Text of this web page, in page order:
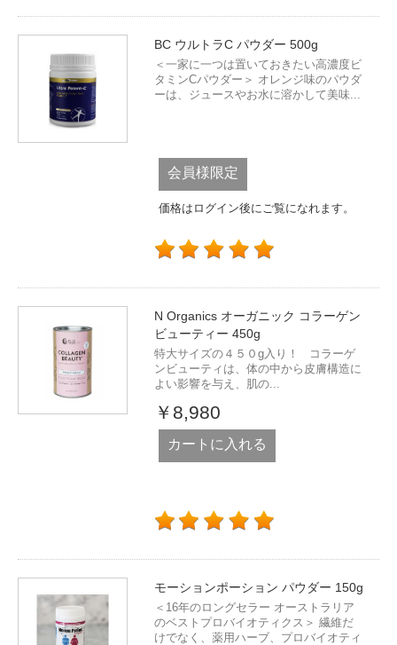
BC ウルトラC パウダー 500g
＜一家に一つは置いておきたい高濃度ビ
タミンCパウダー＞ オレンジ味のパウダ
ーは、ジュースやお水に溶かして美味...
会員様限定
価格はログイン後にご覧になれます。
N Organics オーガニック コラーゲン
ビューティー 450g
特大サイズの４５０g入り！ コラーゲ
ンビューティは、体の中から皮膚構造に
よい影響を与え、肌の...
￥8,980
カートに入れる
モーションポーション パウダー 150g
＜16年のロングセラー オーストラリア
のベストプロバイオティクス＞ 繊維だ
けでなく、薬用ハーブ、プロバイオティ